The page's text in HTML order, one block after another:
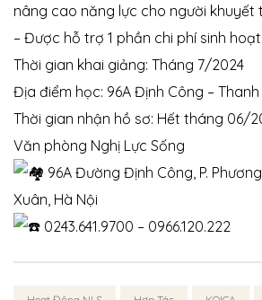
nâng cao năng lực cho người khuyết
– Được hỗ trợ 1 phần chi phí sinh hoạt
Thời gian khai giảng: Tháng 7/2024
Địa điểm học: 96A Định Công – Thanh
Thời gian nhận hồ sơ: Hết tháng 06/
Văn phòng Nghị Lực Sống
96A Đường Định Công, P.
Xuân, Hà Nội
0243.641.9700 – 0966.120.222